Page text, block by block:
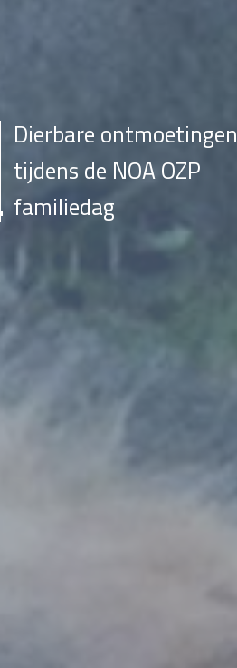
Dierbare ontmoetingen
tijdens de NOA OZP
familiedag